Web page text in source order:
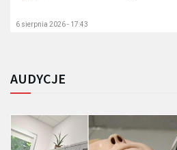
6 sierpnia 2026 - 17:43
AUDYCJE